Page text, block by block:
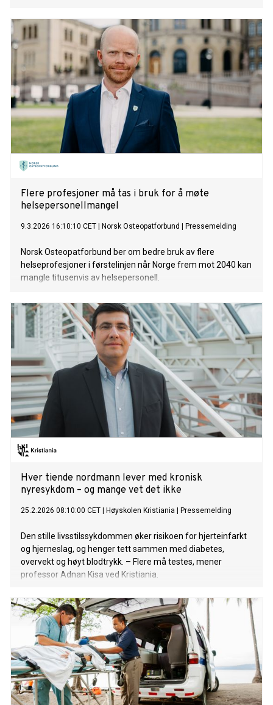
Flere profesjoner må tas i bruk for å møte
helsepersonellmangel
9.3.2026 16:10:10 CET Norsk Osteopatforbund Pressemelding
Norsk Osteopatforbund ber om bedre bruk av flere
helseprofesjoner i førstelinjen når Norge frem mot 2040 kan
mangle titusenvis av helsepersonell.
Hver tiende nordmann lever med kronisk
nyresykdom – og mange vet det ikke
25.2.2026 08:10:00 CET Høyskolen Kristiania Pressemelding
Den stille livsstilssykdommen øker risikoen for hjerteinfarkt
og hjerneslag, og henger tett sammen med diabetes,
overvekt og høyt blodtrykk. – Flere må testes, mener
professor Adnan Kisa ved Kristiania.